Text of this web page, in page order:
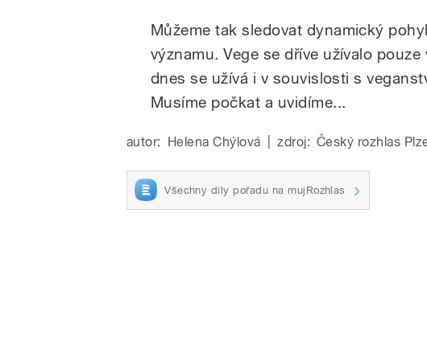
Můžeme tak sledovat dynamický
významu. Vege se dříve užívalo
dnes se užívá i v souvislosti s
Musíme počkat a uvidíme...
autor: Helena Chýlová zdroj: Český rozhlas
Všechny díly pořadu na mujRozhlas